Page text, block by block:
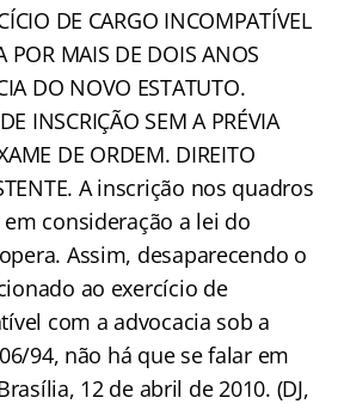
DE CARGO INCOMPATÍVEL
POR MAIS DE DOIS ANOS
DO NOVO ESTATUTO.
INSCRIÇÃO SEM A PRÉVIA
DE ORDEM. DIREITO
A inscrição nos quadros
em consideração a lei do
Assim, desaparecendo o
ao exercício de
com a advocacia sob a
94, não há que se falar em
12 de abril de 2010. (DJ,